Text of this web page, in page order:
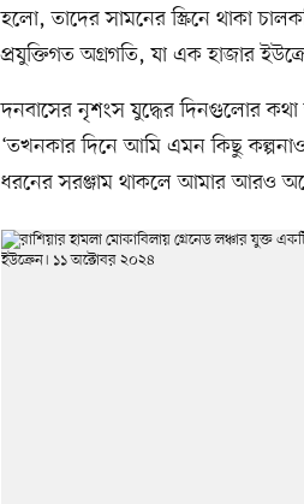
হলো, তাদের সামনের স্ক্রিনে থাকা
প্রযুক্তিগত অগ্রগতি, যা এক হাজার
দনবাসের নৃশংস যুদ্ধের দিনগুলোর কথা
‘তখনকার দিনে আমি এমন কিছু
ধরনের সরঞ্জাম থাকলে আমার আরও